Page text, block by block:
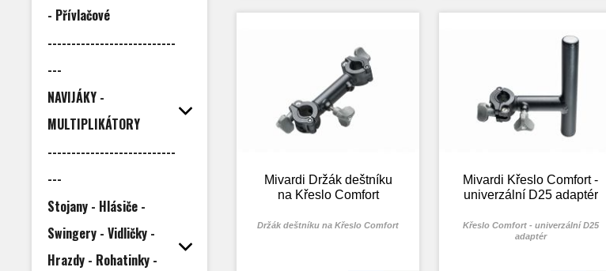
- Přívlačové
---------------------------
---
NAVIJÁKY -
MULTIPLIKÁTORY
---------------------------
---
Stojany - Hlásiče -
Swingery - Vidličky -
Hrazdy - Rohatinky -
Mivardi Držák deštníku
na Křeslo Comfort
Držák deštníku na Křeslo Comfort
Mivardi Křeslo Comfort -
univerzální D25 adaptér
Křeslo Comfort - univerzální D25
adaptér